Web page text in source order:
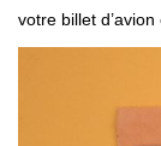
votre billet